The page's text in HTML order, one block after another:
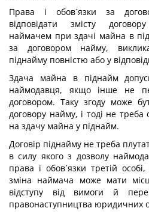
Права і обов´язки за
відповідати змісту
наймачем при здачі майна в
за договором найму,
піднайму повністю або у
Здача майна в піднайм
наймодавця, якщо інше не
договором. Таку згоду може
договору найму, і тоді не
на здачу майна у піднайм.
Договір піднайму не треба
в силу якого з дозволу
права і обов´язки третій
зміна наймача може мати
відступу від вимоги й
правонаступництва юридичних